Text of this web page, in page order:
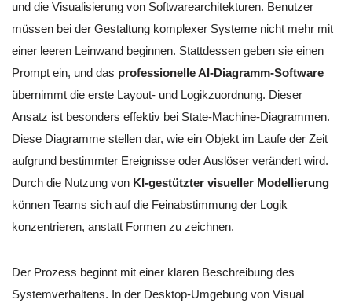
und die Visualisierung von Softwarearchitekturen. Benutzer
müssen bei der Gestaltung komplexer Systeme nicht mehr mit
einer leeren Leinwand beginnen. Stattdessen geben sie einen
Prompt ein, und das professionelle AI-Diagramm-Software
übernimmt die erste Layout- und Logikzuordnung. Dieser
Ansatz ist besonders effektiv bei State-Machine-Diagrammen.
Diese Diagramme stellen dar, wie ein Objekt im Laufe der Zeit
aufgrund bestimmter Ereignisse oder Auslöser verändert wird.
Durch die Nutzung von KI-gestützter visueller Modellierung
können Teams sich auf die Feinabstimmung der Logik
konzentrieren, anstatt Formen zu zeichnen.
Der Prozess beginnt mit einer klaren Beschreibung des
Systemverhaltens. In der Desktop-Umgebung von Visual